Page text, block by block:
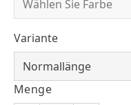
Variante
Menge